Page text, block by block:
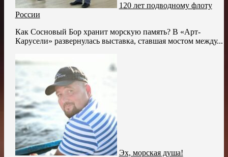
120 лет подводному флоту
России
Как Сосновый Бор хранит морскую память? В «Арт-
Карусели» развернулась выставка, ставшая мостом между...
Эх, морская душа!